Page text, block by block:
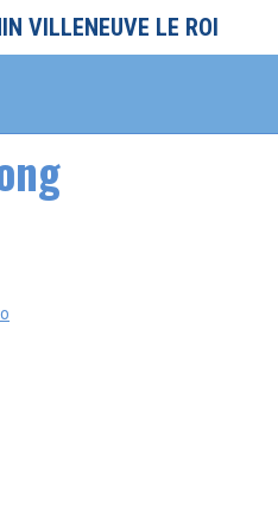
VILLENEUVE LE ROI